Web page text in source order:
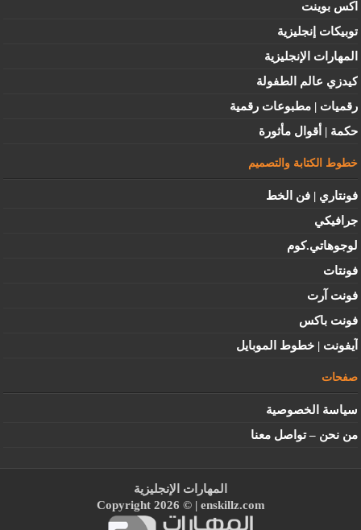
اكس بوينت
توبيكات إنجليزية
المهارات الإنجليزية
كيدزي عالم الطفولة
رقميات | مطبوعات رقمية
حكمة | أقوال مأثورة
خطوط الكتابة والتصميم
فونتاري | فن الخط
جرافيكي
لوجوهاتي.كوم
فونتات
فونت آرت
فونت باكس
آيفونت | خطوط الموبايل
صفحات
سياسة الخصوصية
من نحن – تواصل معنا
المهارات الإنجليزية
Copyright 2026 © | enskillz.com